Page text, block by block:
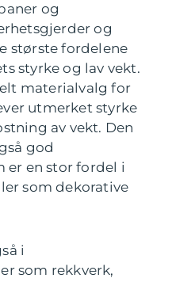
og
og
største fordelene
styrke og lav vekt.
materialvalg for
utmerket styrke
av vekt. Den
god
er en stor fordel i
som dekorative
i
som rekkverk,